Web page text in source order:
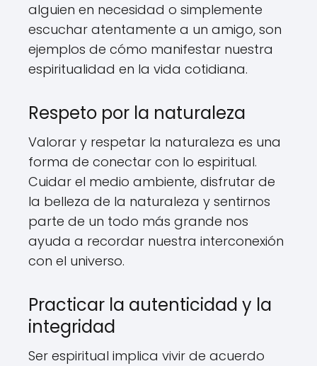
alguien en necesidad o simplemente
escuchar atentamente a un amigo, son
ejemplos de cómo manifestar nuestra
espiritualidad en la vida cotidiana.
Respeto por la naturaleza
Valorar y respetar la naturaleza es una
forma de conectar con lo espiritual.
Cuidar el medio ambiente, disfrutar de
la belleza de la naturaleza y sentirnos
parte de un todo más grande nos
ayuda a recordar nuestra interconexión
con el universo.
Practicar la autenticidad y la
integridad
Ser espiritual implica vivir de acuerdo